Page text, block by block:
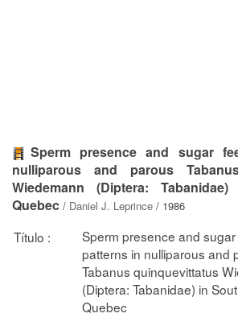
Sperm presence and sugar
nulliparous and parous
Wiedemann (Diptera:
Quebec / Daniel J. Leprince / 1986
Título :
Sperm presence and
patterns in nulliparous and
Tabanus quinquevittatus
(Diptera: Tabanidae) in
Quebec